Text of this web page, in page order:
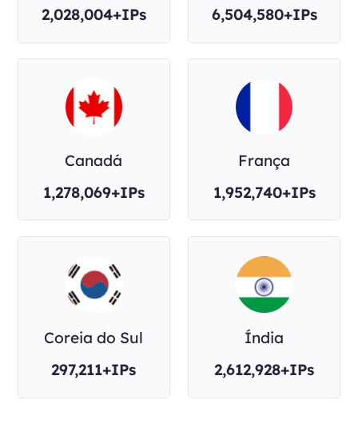
2,028,004+IPs 6,504,580+IPs
Canadá
1,278,069+IPs
França
1,952,740+IPs
Coreia do Sul
297,211+IPs
Índia
2,612,928+IPs